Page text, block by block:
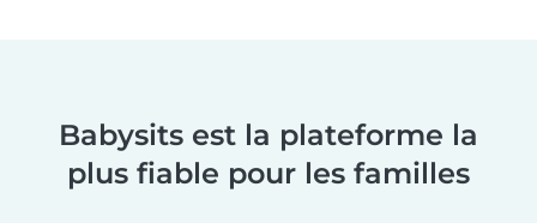
Babysits est la plateforme la
plus fiable pour les familles